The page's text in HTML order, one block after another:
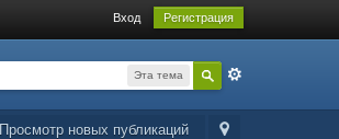
Вход Регистрация
Эта тема
Просмотр новых публикаций